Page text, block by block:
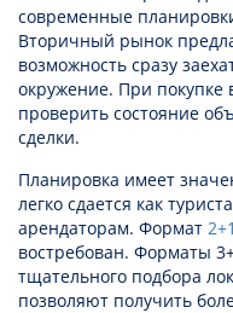
современные
Вторичный рынок
возможность сразу
окружение. При
проверить состояние
сделки.
Планировка имеет
легко сдается как
арендаторам. Формат 2+1
востребован. Форматы
тщательного подбора
позволяют получить